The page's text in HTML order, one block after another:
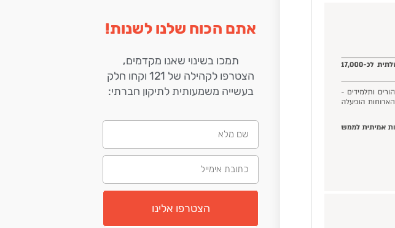
אתם הכוח שלנו לשנות!
תמכו בשינוי שאנו מקדמים,
הצטרפו לקהילה של 121 וקחו חלק
בעשייה משמעותית לתיקון חברתי:
הצטרפו אלינו